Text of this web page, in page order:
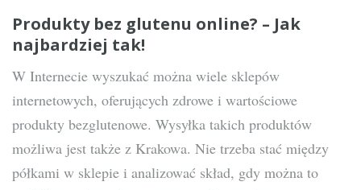
Produkty bez glutenu online? – Jak
najbardziej tak!
W Internecie wyszukać można wiele sklepów
internetowych, oferujących zdrowe i wartościowe
produkty bezglutenowe. Wysyłka takich produktów
możliwa jest także z Krakowa. Nie trzeba stać między
półkami w sklepie i analizować skład, gdy można to